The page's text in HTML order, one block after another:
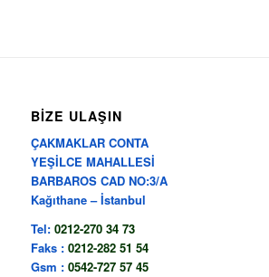
BİZE ULAŞIN
ÇAKMAKLAR CONTA
YEŞİLCE MAHALLESİ
BARBAROS CAD NO:3/A
Kağıthane – İstanbul
Tel: 0212-270 34 73
Faks :0212-282 51 54
Gsm : 0542-727 57 45